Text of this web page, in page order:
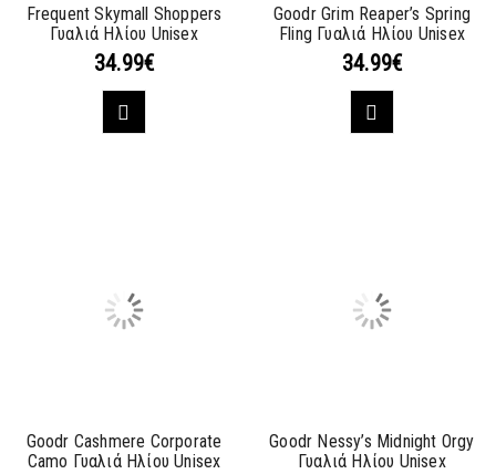
Frequent Skymall Shoppers
Γυαλιά Ηλίου Unisex
34.99€
Goodr Grim Reaper’s Spring
Fling Γυαλιά Ηλίου Unisex
34.99€
Goodr Cashmere Corporate
Camo Γυαλιά Ηλίου Unisex
Goodr Nessy’s Midnight Orgy
Γυαλιά Ηλίου Unisex